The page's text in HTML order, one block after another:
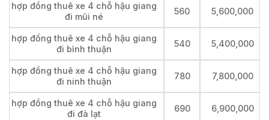
hợp đồng thuê xe 4 chỗ hậu giang
đi mũi né
560 5,600,000
hợp đồng thuê xe 4 chỗ hậu giang
đi bình thuận
540 5,400,000
hợp đồng thuê xe 4 chỗ hậu giang
đi ninh thuận
780 7,800,000
hợp đồng thuê xe 4 chỗ hậu giang
đi đà lạt
690 6,900,000